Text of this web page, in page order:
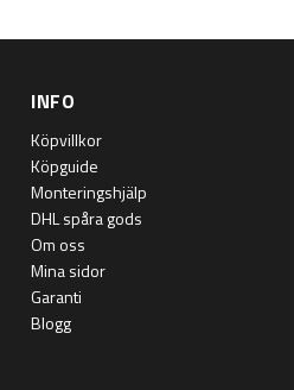
INFO
Köpvillkor
Köpguide
Monteringshjälp
DHL spåra gods
Om oss
Mina sidor
Garanti
Blogg